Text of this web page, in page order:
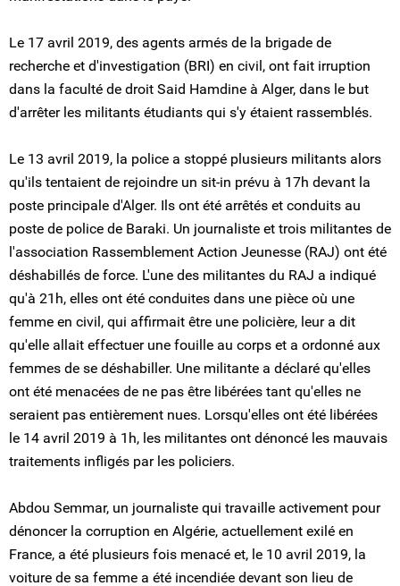
Le 17 avril 2019, des agents armés de la brigade de
recherche et d'investigation (BRI) en civil, ont fait irruption
dans la faculté de droit Said Hamdine à Alger, dans le but
d'arrêter les militants étudiants qui s'y étaient rassemblés.
Le 13 avril 2019, la police a stoppé plusieurs militants alors
qu'ils tentaient de rejoindre un sit-in prévu à 17h devant la
poste principale d'Alger. Ils ont été arrêtés et conduits au
poste de police de Baraki. Un journaliste et trois militantes de
l'association Rassemblement Action Jeunesse (RAJ) ont été
déshabillés de force. L'une des militantes du RAJ a indiqué
qu'à 21h, elles ont été conduites dans une pièce où une
femme en civil, qui affirmait être une policière, leur a dit
qu'elle allait effectuer une fouille au corps et a ordonné aux
femmes de se déshabiller. Une militante a déclaré qu'elles
ont été menacées de ne pas être libérées tant qu'elles ne
seraient pas entièrement nues. Lorsqu'elles ont été libérées
le 14 avril 2019 à 1h, les militantes ont dénoncé les mauvais
traitements infligés par les policiers.
Abdou Semmar, un journaliste qui travaille activement pour
dénoncer la corruption en Algérie, actuellement exilé en
France, a été plusieurs fois menacé et, le 10 avril 2019, la
voiture de sa femme a été incendiée devant son lieu de